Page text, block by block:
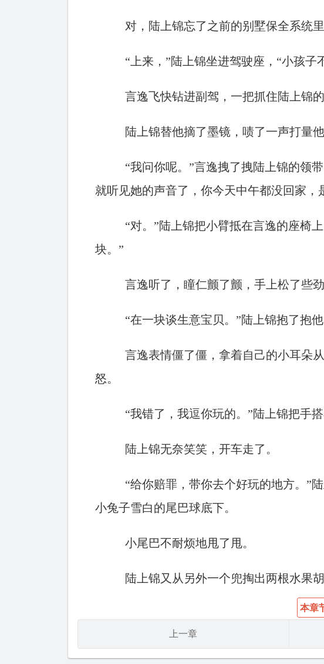
对，陆上锦忘了之前的别墅保全系统
“上来，”陆上锦坐进驾驶座，“小孩子
言逸飞快钻进副驾，一把抓住陆上锦
陆上锦替他摘了墨镜，啧了一声打量
“我问你呢。”言逸拽了拽陆上锦的领
就听见她的声音了，你今天中午都没回家，
“对。”陆上锦把小臂抵在言逸的座椅
块。”
言逸听了，瞳仁颤了颤，手上松了些
“在一块谈生意宝贝。”陆上锦抱了抱
言逸表情僵了僵，拿着自己的小耳朵
怒。
“我错了，我逗你玩的。”陆上锦把手
陆上锦无奈笑笑，开车走了。
“给你赔罪，带你去个好玩的地方。”
小兔子雪白的尾巴球底下。
小尾巴不耐烦地甩了甩。
陆上锦又从另外一个兜掏出两根水果胡
本章
上一章